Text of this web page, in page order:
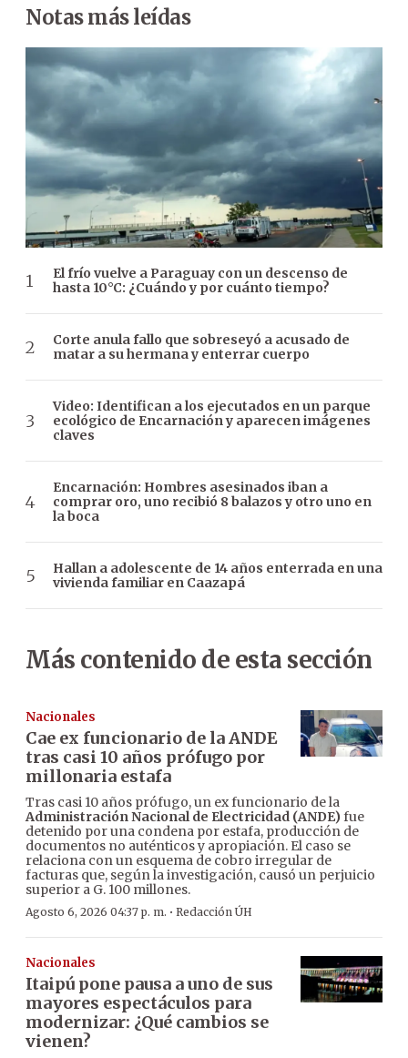
Notas más leídas
El frío vuelve a Paraguay con un descenso de
hasta 10°C: ¿Cuándo y por cuánto tiempo?
Corte anula fallo que sobreseyó a acusado de
matar a su hermana y enterrar cuerpo
Video: Identifican a los ejecutados en un parque
ecológico de Encarnación y aparecen imágenes
claves
Encarnación: Hombres asesinados iban a
comprar oro, uno recibió 8 balazos y otro uno en
la boca
Hallan a adolescente de 14 años enterrada en una
vivienda familiar en Caazapá
Más contenido de esta sección
Nacionales
Cae ex funcionario de la ANDE
tras casi 10 años prófugo por
millonaria estafa
Tras casi 10 años prófugo, un ex funcionario de la
Administración Nacional de Electricidad (ANDE)fue
detenido por una condena por estafa, producción de
documentos no auténticos y apropiación. El caso se
relaciona con un esquema de cobro irregular de
facturas que, según la investigación, causó un perjuicio
superior a G. 100 millones.
Agosto 6, 2026 04:37 p. m. · Redacción ÚH
Nacionales
Itaipú pone pausa a uno de sus
mayores espectáculos para
modernizar: ¿Qué cambios se
vienen?